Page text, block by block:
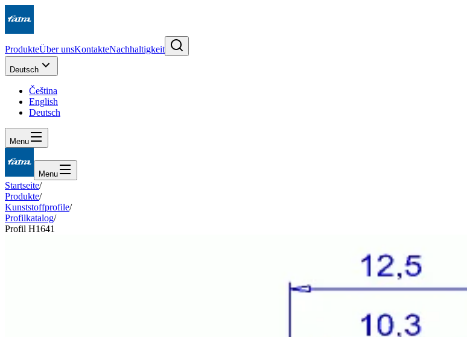
ProdukteÜber unsKontakteNachhaltigkeit
Deutsch
Čeština
English
Deutsch
Menu
Menu
Startseite/
Produkte/
Kunststoffprofile/
Profilkatalog/
Profil H1641